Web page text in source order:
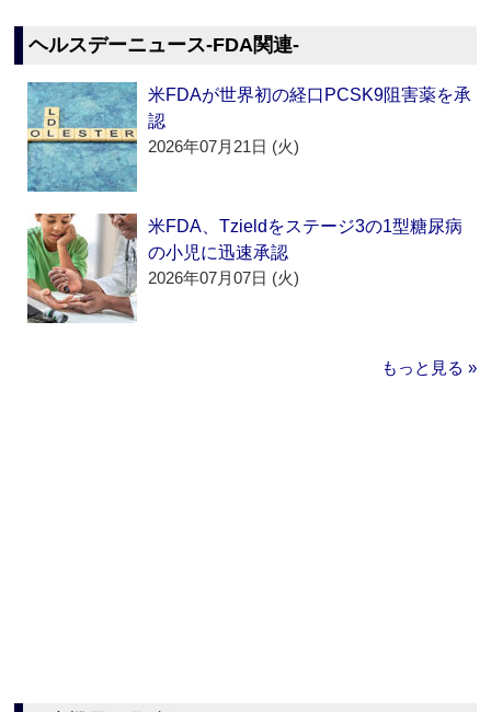
ヘルスデーニュース‐FDA関連‐
米FDAが世界初の経口PCSK9阻害薬を承
認
2026年07月21日 (火)
米FDA、Tzieldをステージ3の1型糖尿病
の小児に迅速承認
2026年07月07日 (火)
もっと見る »